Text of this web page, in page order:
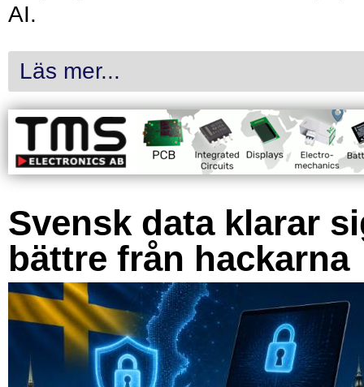
AI.
Läs mer...
Svensk data klarar
bättre från hackarna